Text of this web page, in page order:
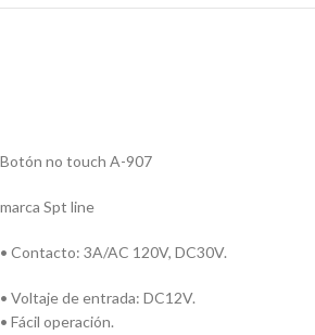
Botón no touch A-907
marca Spt line
• Contacto: 3A/AC 120V, DC30V.
• Voltaje de entrada: DC12V.
• Fácil operación.